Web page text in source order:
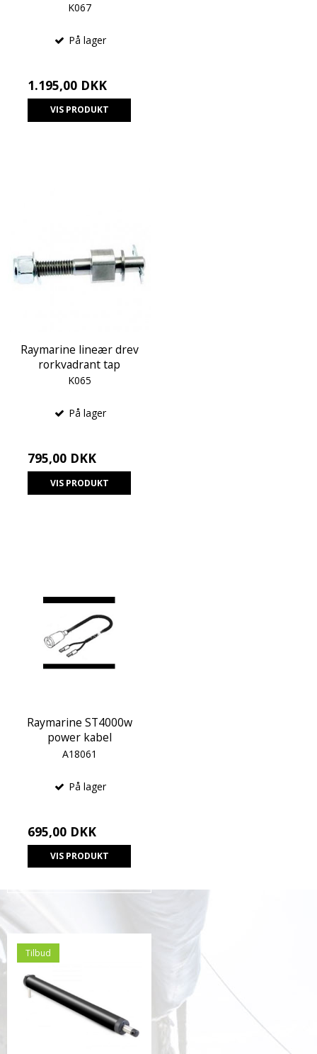
K067
På lager
1.195,00 DKK
VIS PRODUKT
Raymarine lineær drev
rorkvadrant tap
K065
På lager
795,00 DKK
VIS PRODUKT
Raymarine ST4000w
power kabel
A18061
På lager
695,00 DKK
VIS PRODUKT
Tilbud